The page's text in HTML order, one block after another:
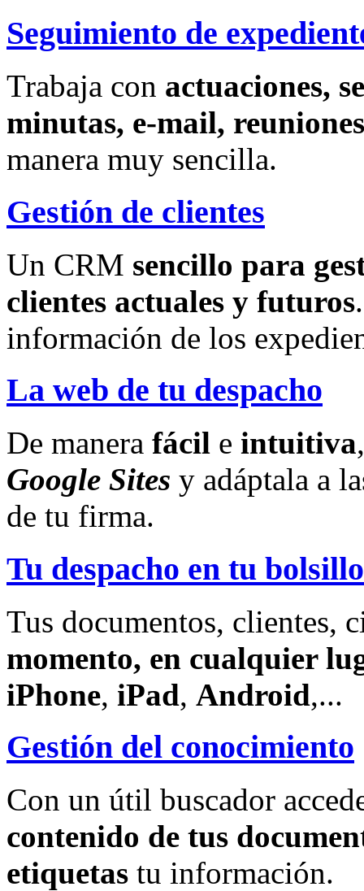
Seguimiento de
Trabaja con actuaciones,
minutas, e-mail,
manera muy sencilla.
Gestión de clientes
Un CRM sencillo para
clientes actuales y futuros
información de los
La web de tu despacho
De manera fácil e intuitiva
Google Sites y adáptala a
de tu firma.
Tu despacho en tu bolsillo
Tus documentos, clientes,
momento, en cualquier
iPhone, iPad, Android,...
Gestión del conocimiento
Con un útil buscador
contenido de tus
etiquetas tu información.